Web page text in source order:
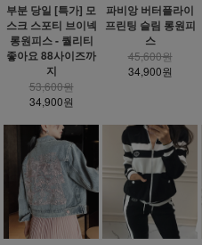
부분 당일 [특가] 모
스크 스포티 브이넥
롱원피스 - 퀄리티
좋아요 88사이즈까
지
53,600원
34,900원
파비앙 버터플라이
프린팅 슬림 롱원피
스
45,600원
34,900원